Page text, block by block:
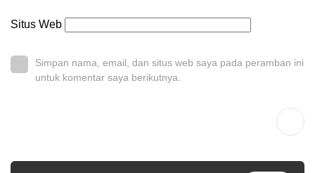
Situs Web
Simpan nama, email, dan situs web saya pada peramban ini
untuk komentar saya berikutnya.